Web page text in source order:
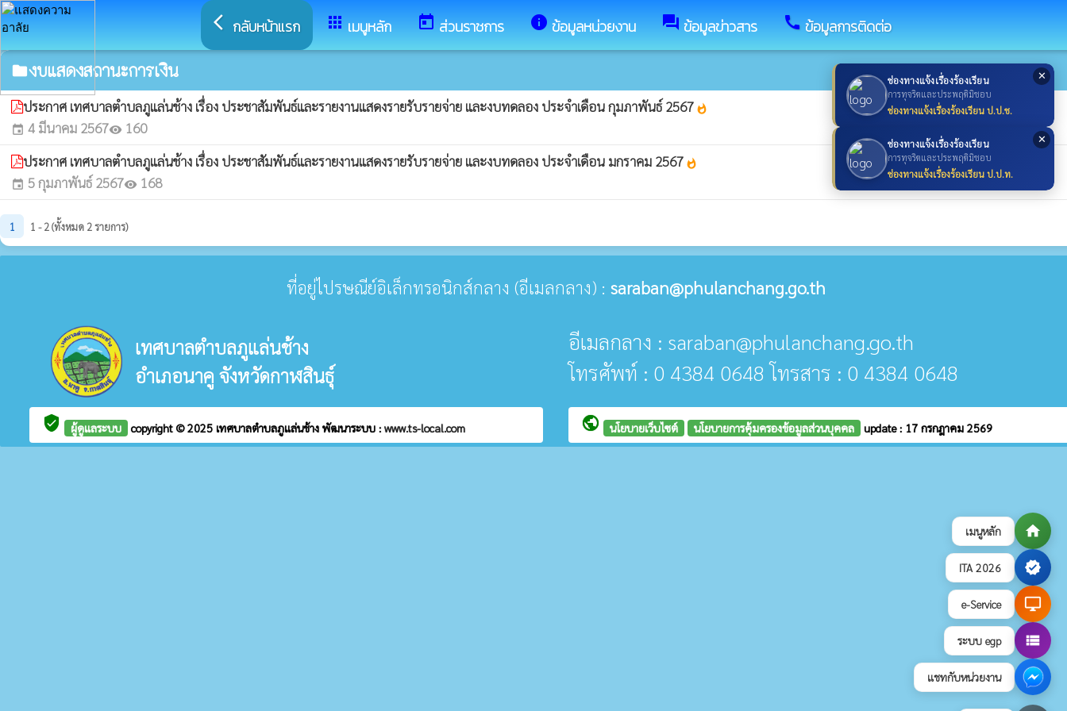
เมนูหลัก home
ITA 2026 verified
e-Service desktop_windows
ระบบ egp view_list
แชทกับหน่วยงาน
✕
ช่องทางแจ้งเรื่องร้องเรียน
การทุจริตและประพฤติมิชอบ
ช่องทางแจ้งเรื่องร้องเรียน ป.ป.ช.
✕
ช่องทางแจ้งเรื่องร้องเรียน
การทุจริตและประพฤติมิชอบ
ช่องทางแจ้งเรื่องร้องเรียน ป.ป.ท.
arrow_back_ios กลับหน้าแรก apps เมนูหลัก today ส่วนราชการ info ข้อมูลหน่วยงาน forum ข้อมูลข่าวสาร call ข้อมูลการติดต่อ
folderงบแสดงสถานะการเงิน
ประกาศ เทศบาลตำบลภูแล่นช้าง เรื่อง ประชาสัมพันธ์และรายงานแสดงรายรับรายจ่าย และงบทดลอง ประจำเดือน กุมภาพันธ์ 2567 whatshot
event 4 มีนาคม 2567visibility 160
ประกาศ เทศบาลตำบลภูแล่นช้าง เรื่อง ประชาสัมพันธ์และรายงานแสดงรายรับรายจ่าย และงบทดลอง ประจำเดือน มกราคม 2567 whatshot
event 5 กุมภาพันธ์ 2567visibility 168
1 1 - 2 (ทั้งหมด 2 รายการ)
ที่อยู่ไปรษณีย์อิเล็กทรอนิกส์กลาง (อีเมลกลาง) : saraban@phulanchang.go.th
เทศบาลตำบลภูแล่นช้าง
อำเภอนาคู จังหวัดกาฬสินธุ์
อีเมลกลาง : saraban@phulanchang.go.th
โทรศัพท์ : 0 4384 0648 โทรสาร : 0 4384 0648
verified_user ผู้ดูแลระบบ copyright © 2025 เทศบาลตำบลภูแล่นช้าง พัฒนาระบบ : www.ts-local.com public นโยบายเว็บไซต์ นโยบายการคุ้มครองข้อมูลส่วนบุคคล update : 17 กรกฎาคม 2569